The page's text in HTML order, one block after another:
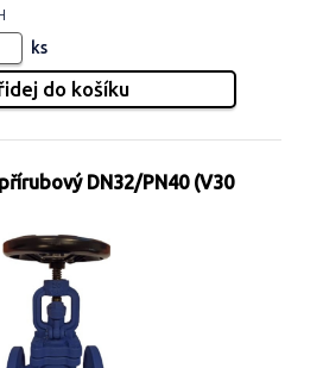
ks
DN32/PN40 (V30